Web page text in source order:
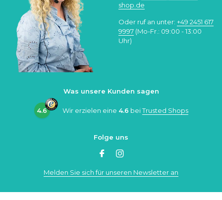
shop.de
Oder ruf an unter: +49 2451 617
9997 (Mo-Fr.: 09:00 - 13:00
Uhr)
Was unsere Kunden sagen
4.6 Wir erzielen eine 4.6 beiTrusted Shops
Folge uns
Melden Sie sich für unseren Newsletter an